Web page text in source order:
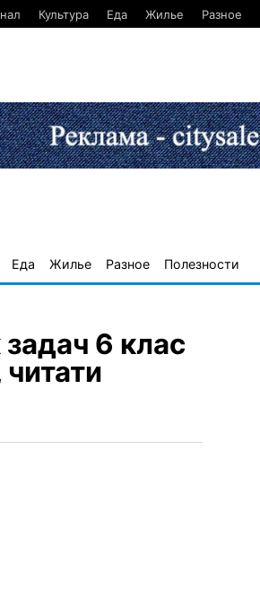
Культура Еда Жилье Разное
Еда Жилье Разное Полезности
6 клас
читати